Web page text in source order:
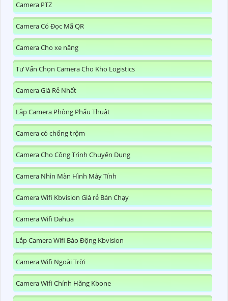
Camera PTZ
Camera Có Đọc Mã QR
Camera Cho xe nâng
Tư Vấn Chọn Camera Cho Kho Logistics
Camera Giá Rẻ Nhất
Lắp Camera Phòng Phẩu Thuật
Camera có chống trộm
Camera Cho Công Trình Chuyên Dụng
Camera Nhìn Màn Hình Máy Tính
Camera Wifi Kbvision Giá rẻ Bán Chạy
Camera Wifi Dahua
Lắp Camera Wifi Báo Động Kbvision
Camera Wifi Ngoài Trời
Camera Wifi Chính Hãng Kbone